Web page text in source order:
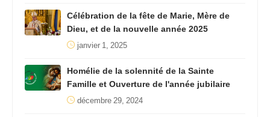
Célébration de la fête de Marie, Mère de
Dieu, et de la nouvelle année 2025
janvier 1, 2025
Homélie de la solennité de la Sainte
Famille et Ouverture de l'année jubilaire
décembre 29, 2024